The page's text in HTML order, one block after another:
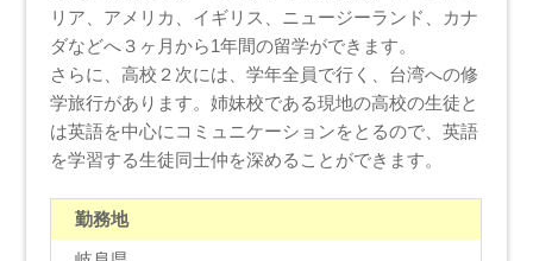
リア、アメリカ、イギリス、ニュージーランド、カナ
ダなどへ３ヶ月から1年間の留学ができます。
さらに、高校２次には、学年全員で行く、台湾への修
学旅行があります。姉妹校である現地の高校の生徒と
は英語を中心にコミュニケーションをとるので、英語
を学習する生徒同士仲を深めることができます。
勤務地